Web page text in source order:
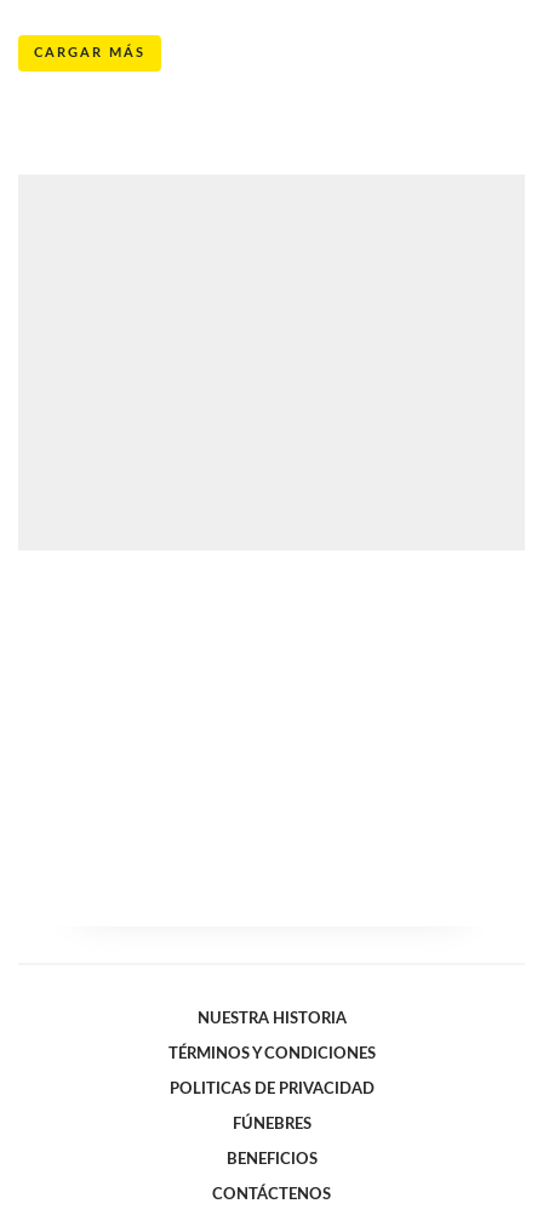
CARGAR MÁS
NUESTRA HISTORIA
TÉRMINOS Y CONDICIONES
POLITICAS DE PRIVACIDAD
FÚNEBRES
BENEFICIOS
CONTÁCTENOS